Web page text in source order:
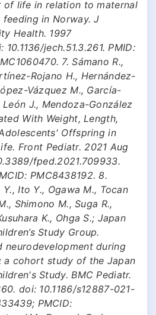
life in relation to maternal
in Norway. J
Health. 1997
jech.51.3.261. PMID:
7. Sámano R.,
Rojano H., Hernández-
Vázquez M., García-
J., Mendoza-González
With Weight, Length,
Offspring in
Front Pediatr. 2021 Aug
fped.2021.709933.
PMC8438192. 8.
Ito Y., Ogawa M., Tocan
Shimono M., Suga R.,
K., Ohga S.; Japan
Study Group.
neurodevelopment during
cohort study of the Japan
Study. BMC Pediatr.
doi: 10.1186/s12887-021-
PMCID: